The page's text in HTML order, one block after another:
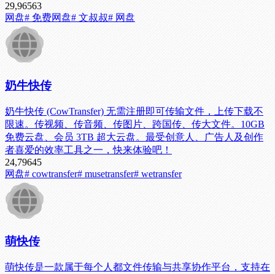
29,96563
网盘# 免费网盘# 文叔叔# 网盘
奶牛快传
奶牛快传 (CowTransfer) 无需注册即可传输文件，上传下载不
限速。传视频、传音频、传图片、跨国传、传大文件。10GB
免费云盘、会员 3TB 超大云盘。最受创意人、广告人及创作
者喜爱的效率工具之一，快来体验吧！
24,79645
网盘# cowtransfer# musetransfer# wetransfer
萌快传
萌快传是一款属于每个人都文件传输与共享协作平台，支持在